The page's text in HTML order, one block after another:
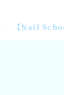
【Nail